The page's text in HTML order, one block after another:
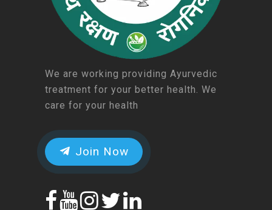
We are working providing Ayurvedic
treatment for your better health. We
care for your health
Join Now